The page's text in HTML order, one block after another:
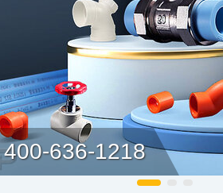
636-1218